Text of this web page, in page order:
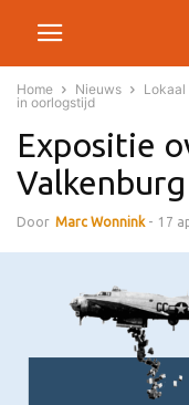
Home Nieuws
in oorlogstijd
Expositie
Door Marc Wonnink - 17